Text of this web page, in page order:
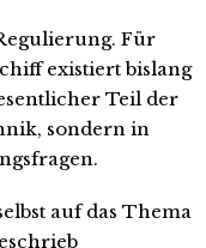
Für
existiert bislang
Teil der
sondern in
auf das Thema